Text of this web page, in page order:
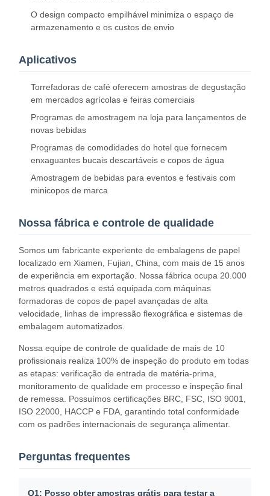
Início Produtos
Controle De
Qualidade
Contacte-
Nos
Notícias Casos
Converse
Copo de café de papel
BACIA DE PAPEL descartável
Copo de sopa de papel
O design compacto empilhável minimiza o espaço de
armazenamento e os custos de envio
Aplicativos
Torrefadoras de café oferecem amostras de degustação
em mercados agrícolas e feiras comerciais
Programas de amostragem na loja para lançamentos de
novas bebidas
Programas de comodidades do hotel que fornecem
enxaguantes bucais descartáveis ​​e copos de água
Amostragem de bebidas para eventos e festivais com
minicopos de marca
Nossa fábrica e controle de qualidade
Somos um fabricante experiente de embalagens de papel
localizado em Xiamen, Fujian, China, com mais de 15 anos
de experiência em exportação. Nossa fábrica ocupa 20.000
metros quadrados e está equipada com máquinas
formadoras de copos de papel avançadas de alta
velocidade, linhas de impressão flexográfica e sistemas de
embalagem automatizados.
Nossa equipe de controle de qualidade de mais de 10
profissionais realiza 100% de inspeção do produto em todas
as etapas: verificação de entrada de matéria-prima,
monitoramento de qualidade em processo e inspeção final
de remessa. Possuímos certificações BRC, FSC, ISO 9001,
ISO 22000, HACCP e FDA, garantindo total conformidade
com os padrões internacionais de segurança alimentar.
Perguntas frequentes
Q1: Posso obter amostras grátis para testar a